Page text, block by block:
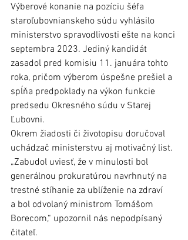
Výberové konanie na pozíciu šéfa
staroľubovnianskeho súdu vyhlásilo
ministerstvo spravodlivosti ešte na konci
septembra 2023. Jediný kandidát
zasadol pred komisiu 11. januára tohto
roka, pričom výberom úspešne prešiel a
spĺňa predpoklady na výkon funkcie
predsedu Okresného súdu v Starej
Ľubovni.
Okrem žiadosti či životopisu doručoval
uchádzač ministerstvu aj motivačný list.
„Zabudol uviesť, že v minulosti bol
generálnou prokuratúrou navrhnutý na
trestné stíhanie za ublíženie na zdraví
a bol odvolaný ministrom Tomášom
Borecom,“ upozornil nás nepodpísaný
čitateľ.